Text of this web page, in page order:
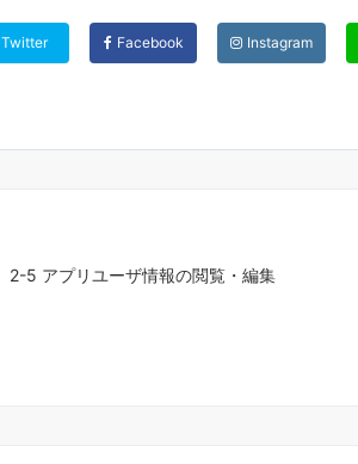
Twitter Facebook Instagram
2-5 アプリユーザ情報の閲覧・編集